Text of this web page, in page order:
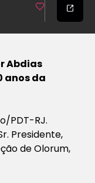
Abdias
anos da
PDT-RJ.
Presidente,
de Olorum,